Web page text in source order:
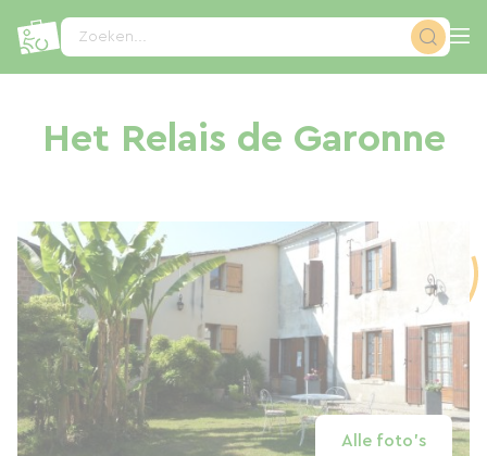
Zoeken...
Het Relais de Garonne
Alle foto's
Cookies beheer paneel